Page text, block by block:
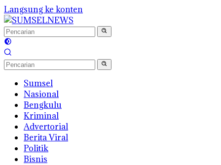
Langsung ke konten
Sumsel
Nasional
Bengkulu
Kriminal
Advertorial
Berita Viral
Politik
Bisnis